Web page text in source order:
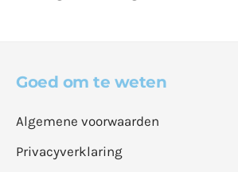
Goed om te weten
Algemene voorwaarden
Privacyverklaring